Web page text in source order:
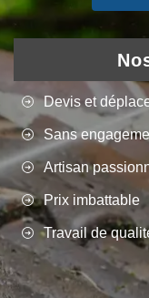
Devis et
Sans
Artisan
Prix imbattable
Travail de